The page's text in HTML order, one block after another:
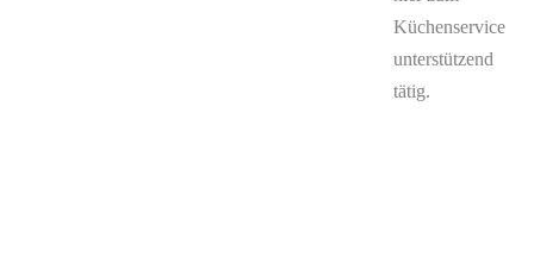
Küchenservice
unterstützend
tätig.